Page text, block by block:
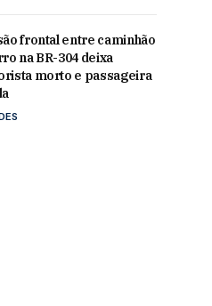
frontal entre caminhão
na BR-304 deixa
morto e passageira